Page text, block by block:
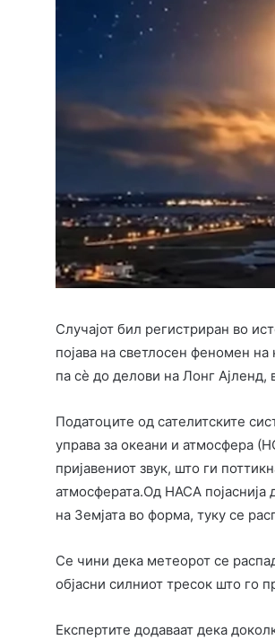
Случајот бил регистриран во
појава на светлосен феномен
па сè до делови на Лонг Ајленд,
Податоците од сателитските
управа за океани и атмосфера
пријавениот звук, што ги
атмосферата.Од НАСА појаснија
на Земјата во форма, туку се
Се чини дека метеорот се
објасни силниот тресок што го
Експертите додаваат дека